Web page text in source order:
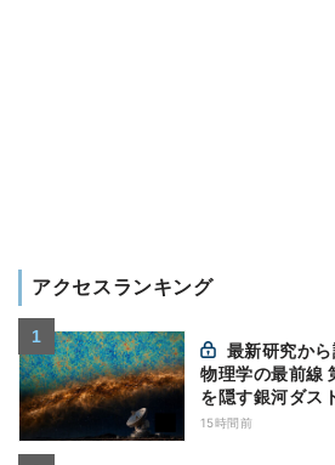
アクセスランキング
物理学の最前線
を隠す銀河ダス
- CMBのBモー
15時間前